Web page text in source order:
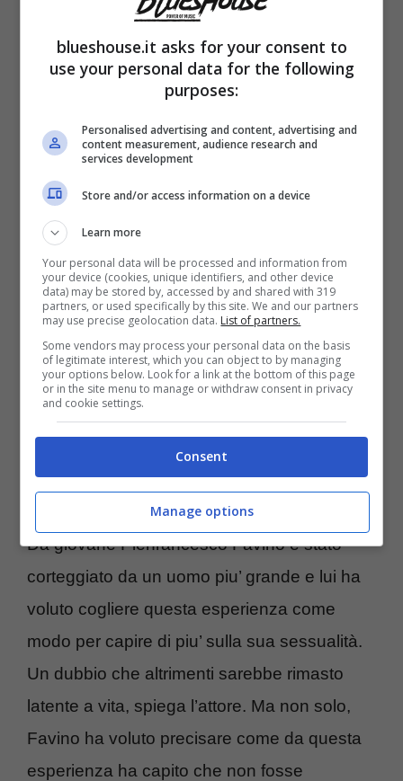
Poche settimane fa l’attore è stata
paparazzato a Formentera durante una
vacanza autunnale in compagnia di
Ferzetti. L’attrice 40enne e Favino stanno
insieme da tanti anni, venti per l’esattezza.
Un amore che si rafforza nonostante spesso
siano magari distanti per motivi di lavoro,
– 17 anni – e Lea nata nel 2012.
Pierfrancesco Favino ad oggi è uno degli
attori piu’ amati e desiderati per la sua
bravura in primis ma anche per la sua
presenza notevole. Di recente l’attore
omosessuale, non carnale specifica ma ha
voluto togliere dei dubbi sulla sua sessualità.
Da giovane Pierfrancesco Favino è stato
corteggiato da un uomo piu’ grande e lui ha
voluto cogliere questa esperienza come
modo per capire di piu’ sulla sua sessualità.
Un dubbio che altrimenti sarebbe rimasto
latente a vita, spiega l’attore. Ma non solo,
Favino ha voluto precisare come da questa
esperienza ha capito che non fosse
blueshouse.it asks for your consent to
use your personal data for the following
purposes:
Personalised advertising and content, advertising and
content measurement, audience research and
services development
Store and/or access information on a device
Learn more
Your personal data will be processed and information from
your device (cookies, unique identifiers, and other device
data) may be stored by, accessed by and shared with 319
partners, or used specifically by this site. We and our partners
may use precise geolocation data. List of partners.
Some vendors may process your personal data on the basis
of legitimate interest, which you can object to by managing
your options below. Look for a link at the bottom of this page
or in the site menu to manage or withdraw consent in privacy
and cookie settings.
Consent
Manage options